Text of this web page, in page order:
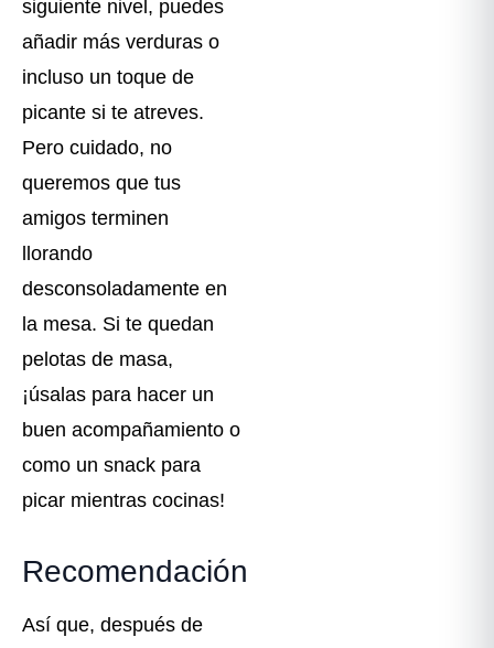
siguiente nivel, puedes
añadir más verduras o
incluso un toque de
picante si te atreves.
Pero cuidado, no
queremos que tus
amigos terminen
llorando
desconsoladamente en
la mesa. Si te quedan
pelotas de masa,
¡úsalas para hacer un
buen acompañamiento o
como un snack para
picar mientras cocinas!
Recomendación
Así que, después de